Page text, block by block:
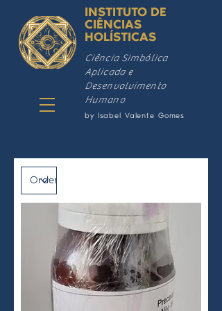
INSTITUTO DE
CIÊNCIAS
HOLÍSTICAS
by Isabel Valente Gomes
Ciência Simbólica
Aplicada e
Desenvolvimento
Humano